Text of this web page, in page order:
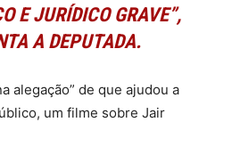
E JURÍDICO GRAVE”,
A DEPUTADA.
alegação” de que ajudou a
um filme sobre Jair